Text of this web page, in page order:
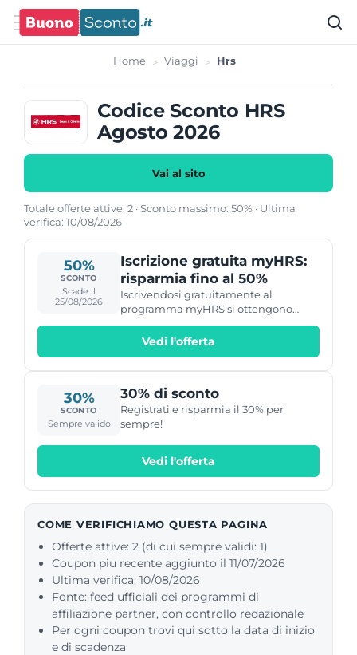
Home Viaggi Hrs
Codice Sconto HRS
Agosto 2026
Vai al sito
Totale offerte attive: 2 · Sconto massimo: 50% · Ultima
verifica: 10/08/2026
50%
SCONTO
Scade il
25/08/2026
Iscrizione gratuita myHRS:
risparmia fino al 50%
Iscrivendosi gratuitamente al
programma myHRS si ottengono
tariffe scontate sugli hotel, con
risparmio fino al 50% rispetto alla
Vedi l'offerta
30%
SCONTO
Sempre valido
30% di sconto
Registrati e risparmia il 30% per
sempre!
Vedi l'offerta
COME VERIFICHIAMO QUESTA PAGINA
Offerte attive: 2 (di cui sempre validi: 1)
Coupon piu recente aggiunto il 11/07/2026
Ultima verifica: 10/08/2026
Fonte: feed ufficiali dei programmi di
affiliazione partner, con controllo redazionale
Per ogni coupon trovi qui sotto la data di inizio
e di scadenza